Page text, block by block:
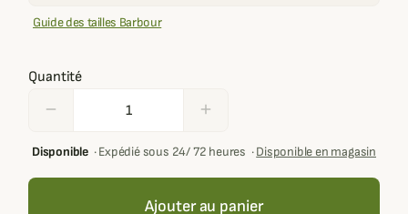
Guide des tailles Barbour
Quantité
remove add
Disponible·Expédié sous 24/ 72 heures ·Disponible en magasin
Ajouter au panier